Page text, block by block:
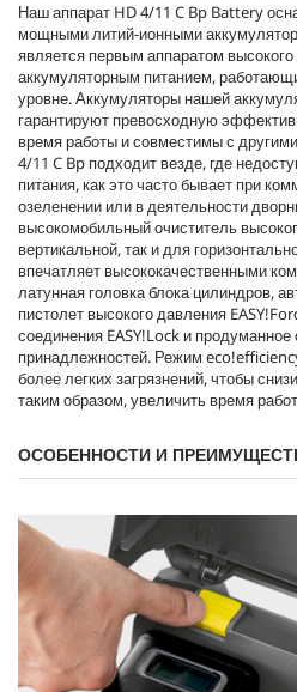
Наш аппарат HD 4/11 C Bp Battery
мощными литий-ионными
является первым аппаратом
аккумуляторным питанием,
уровне. Аккумуляторы нашей
гарантируют превосходную
время работы и совместимы с
4/11 C Bp подходит везде, где
питания, как это часто бывает при
озеленении или в деятельности
высокомобильный очиститель
вертикальной, так и для
впечатляет высококачественными
латунная головка блока цилиндров,
пистолет высокого давления
соединения EASY!Lock и
принадлежностей. Режим
более легких загрязнений, чтобы
таким образом, увеличить время
ОСОБЕННОСТИ И